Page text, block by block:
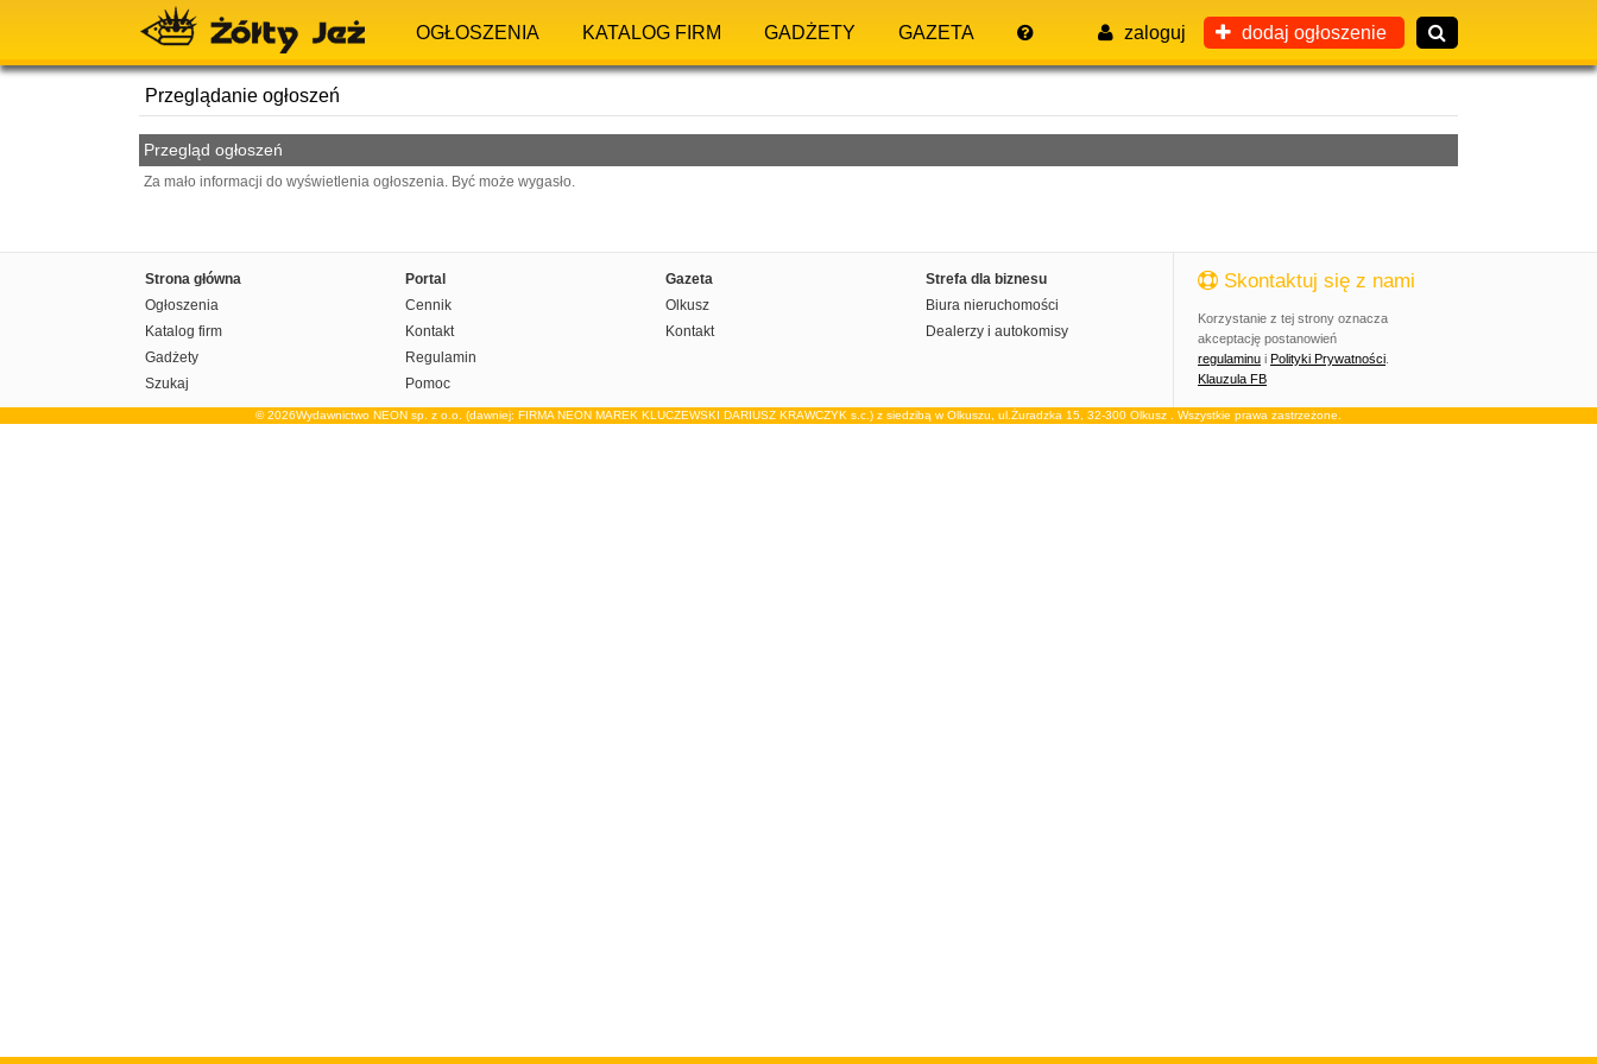
OGŁOSZENIA KATALOG FIRM GADŻETY GAZETA zaloguj dodaj ogłoszenie
Przeglądanie ogłoszeń
Przegląd ogłoszeń
Za mało informacji do wyświetlenia ogłoszenia. Być może wygasło.
Strona główna
Ogłoszenia
Katalog firm
Gadżety
Szukaj
Portal
Cennik
Kontakt
Regulamin
Pomoc
Gazeta
Olkusz
Kontakt
Strefa dla biznesu
Biura nieruchomości
Dealerzy i autokomisy
Skontaktuj się z nami
Korzystanie z tej strony oznacza
akceptację postanowień
regulaminu i Polityki Prywatności
Klauzula FB
© 2026Wydawnictwo NEON sp. z o.o. (dawniej: FIRMA NEON MAREK KLUCZEWSKI DARIUSZ KRAWCZYK s.c.) z siedzibą w Olkuszu, ul.Żuradzka 15, 32-300 Olkusz . Wszystkie prawa zastrzeżone.